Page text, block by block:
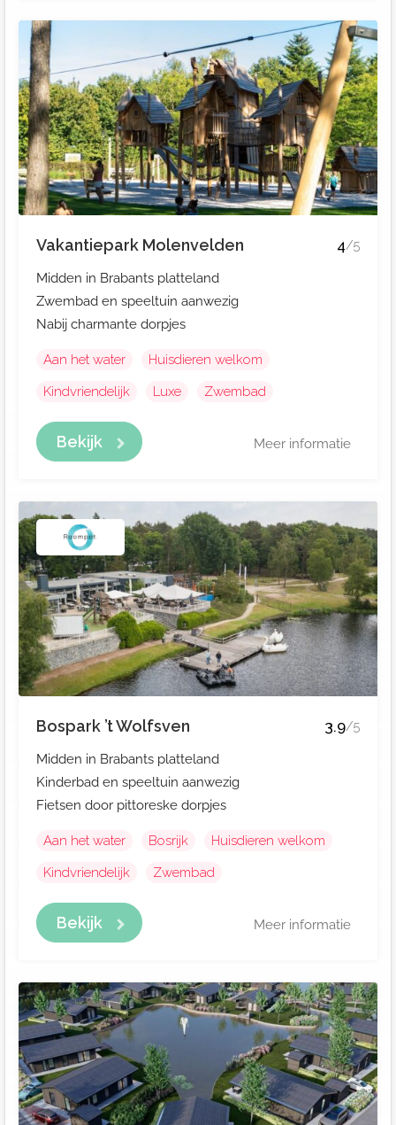
Vakantiepark Molenvelden 4/5
Midden in Brabants platteland
Zwembad en speeltuin aanwezig
Nabij charmante dorpjes
Aan het water
Huisdieren welkom
Kindvriendelijk
Luxe Zwembad
Bekijk Meer informatie
Bospark ’t Wolfsven 3.9/5
Midden in Brabants platteland
Kinderbad en speeltuin aanwezig
Fietsen door pittoreske dorpjes
Aan het water Bosrijk
Huisdieren welkom
Kindvriendelijk
Zwembad
Bekijk Meer informatie